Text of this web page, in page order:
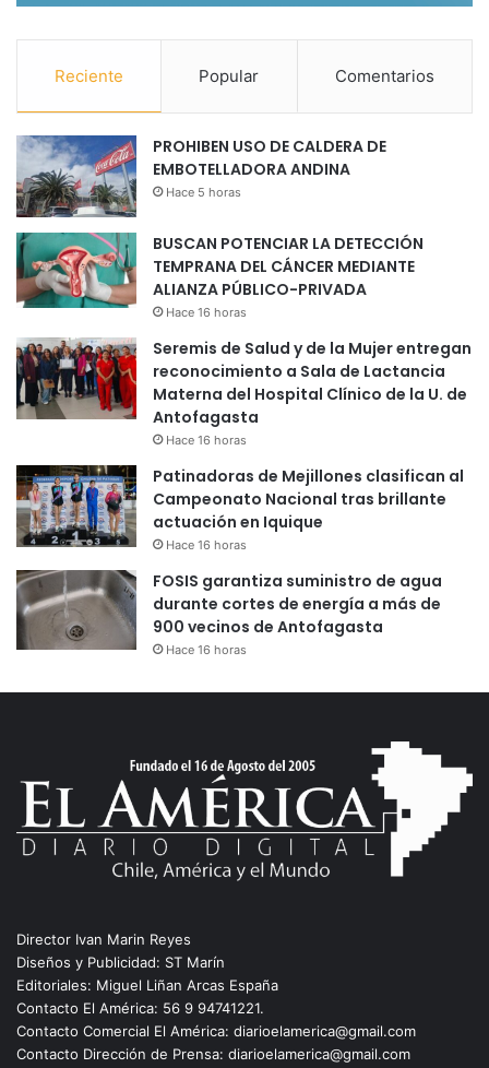
Reciente Popular Comentarios
PROHIBEN USO DE CALDERA DE
EMBOTELLADORA ANDINA
Hace 5 horas
BUSCAN POTENCIAR LA DETECCIÓN
TEMPRANA DEL CÁNCER MEDIANTE
ALIANZA PÚBLICO-PRIVADA
Hace 16 horas
Seremis de Salud y de la Mujer entregan
reconocimiento a Sala de Lactancia
Materna del Hospital Clínico de la U. de
Antofagasta
Hace 16 horas
Patinadoras de Mejillones clasifican al
Campeonato Nacional tras brillante
actuación en Iquique
Hace 16 horas
FOSIS garantiza suministro de agua
durante cortes de energía a más de
900 vecinos de Antofagasta
Hace 16 horas
Director Ivan Marin Reyes
Diseños y Publicidad: ST Marín
Editoriales: Miguel Liñan Arcas España
Contacto El América: 56 9 94741221.
Contacto Comercial El América: diarioelamerica@gmail.com
Contacto Dirección de Prensa: diarioelamerica@gmail.com